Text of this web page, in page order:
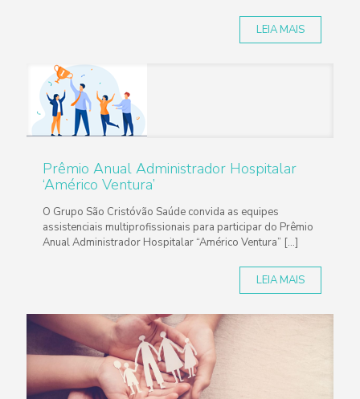
LEIA MAIS
Prêmio Anual Administrador Hospitalar
‘Américo Ventura’
O Grupo São Cristóvão Saúde convida as equipes
assistenciais multiprofissionais para participar do Prêmio
Anual Administrador Hospitalar “Américo Ventura” [...]
LEIA MAIS